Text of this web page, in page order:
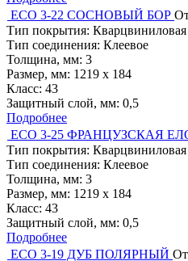
ЕСО 3-22 СОСНОВЫЙ БОР
Тип покрытия:
Тип соединения: Клеевое
Толщина, мм: 3
Размер, мм: 1219 x 184
Класс: 43
Защитный слой, мм: 0,5
Подробнее
ЕСО 3-25 ФРАНЦУЗСКАЯ
Тип покрытия:
Тип соединения: Клеевое
Толщина, мм: 3
Размер, мм: 1219 x 184
Класс: 43
Защитный слой, мм: 0,5
Подробнее
ЕСО 3-19 ДУБ ПОЛЯРНЫЙ